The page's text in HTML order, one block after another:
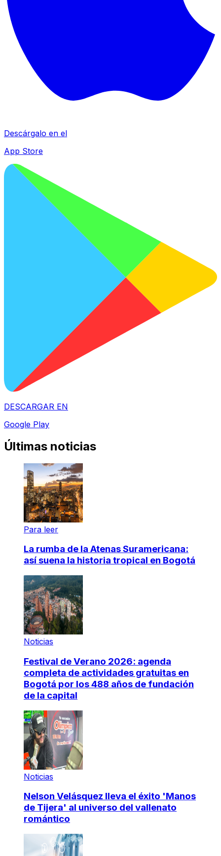
Descárgalo en el
App Store
DESCARGAR EN
Google Play
Últimas noticias
Para leer
La rumba de la Atenas Suramericana:
así suena la historia tropical en Bogotá
Noticias
Festival de Verano 2026: agenda
completa de actividades gratuitas en
Bogotá por los 488 años de fundación
de la capital
Noticias
Nelson Velásquez lleva el éxito 'Manos
de Tijera' al universo del vallenato
romántico